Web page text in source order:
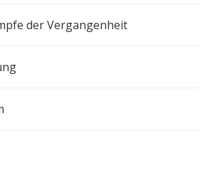
der Vergangenheit